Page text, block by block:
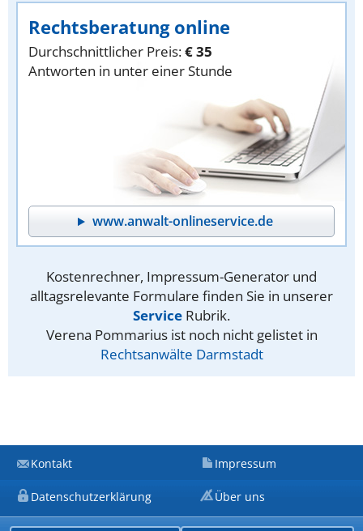
Rechtsberatung online
Durchschnittlicher Preis:€ 35
Antworten in unter einer Stunde
www.anwalt-onlineservice.de
Kostenrechner, Impressum-Generator und
alltagsrelevante Formulare finden Sie in unserer
Service Rubrik.
Verena Pommarius ist noch nicht gelistet in
Rechtsanwälte Darmstadt
Kontakt Impressum
Datenschutzerklärung Über uns